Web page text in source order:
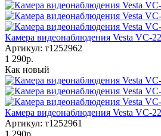
Камера видеонаблюдения Vesta VC-
Артикул: т1252962
1 290р.
Как новый
Камера видеонаблюдения Vesta VC-
Артикул: т1252961
1 290р.